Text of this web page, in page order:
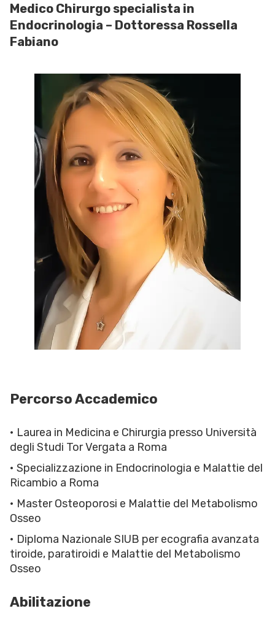
Medico Chirurgo specialista in
Endocrinologia – Dottoressa Rossella
Fabiano
Percorso Accademico
• Laurea in Medicina e Chirurgia presso Università
degli Studi Tor Vergata a Roma
• Specializzazione in Endocrinologia e Malattie del
Ricambio a Roma
• Master Osteoporosi e Malattie del Metabolismo
Osseo
• Diploma Nazionale SIUB per ecografia avanzata
tiroide, paratiroidi e Malattie del Metabolismo
Osseo
Abilitazione